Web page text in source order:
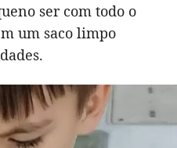
ser com todo o
um saco limpo